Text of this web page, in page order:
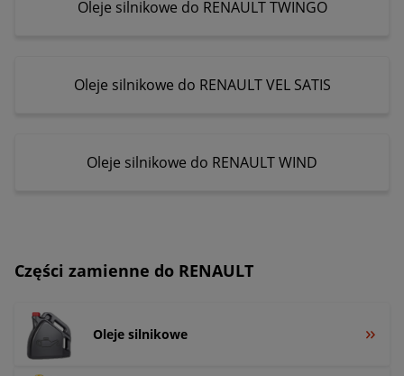
Oleje silnikowe do RENAULT TWINGO
Oleje silnikowe do RENAULT VEL SATIS
Oleje silnikowe do RENAULT WIND
Części zamienne do RENAULT
Oleje silnikowe